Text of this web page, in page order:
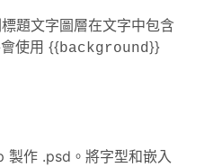
題文字圖層在文字中包含
使用 {{background}}
作 .psd。將字型和嵌入